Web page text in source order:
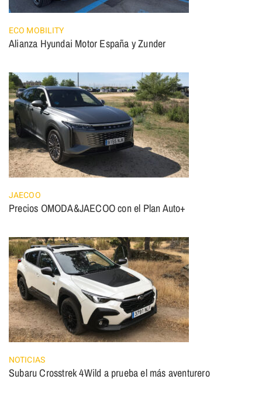
ECO MOBILITY
Alianza Hyundai Motor España y Zunder
JAECOO
Precios OMODA&JAECOO con el Plan Auto+
NOTICIAS
Subaru Crosstrek 4Wild a prueba el más aventurero